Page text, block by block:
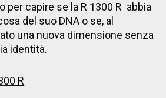
per capire se la R 1300 R abbia
del suo DNA o se, al
una nuova dimensione senza
identità.
R